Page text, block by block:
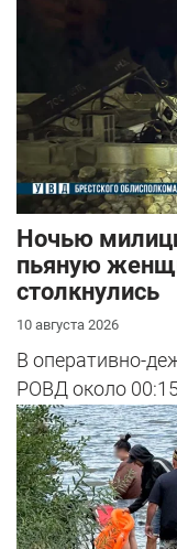
Ночью
пьяную
столкнулись
10 августа 2026
В оперативно-
РОВД около
о нарушителе.